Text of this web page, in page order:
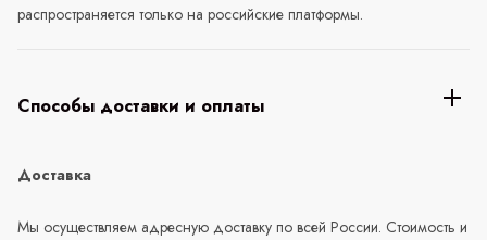
распространяется только на российские платформы.
Способы доставки и оплаты
Доставка
Мы осуществляем адресную доставку по всей России. Стоимость и